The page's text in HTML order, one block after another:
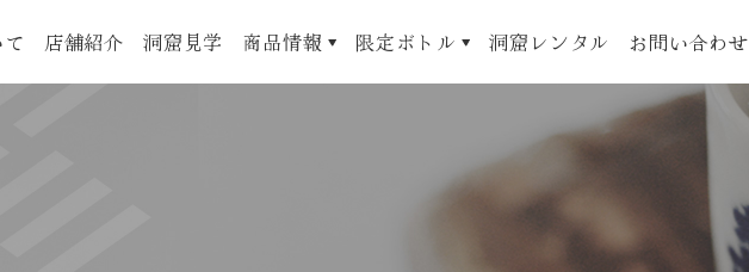
店舗紹介 洞窟見学 商品情報 限定ボトル 洞窟レンタル お問い合わせ